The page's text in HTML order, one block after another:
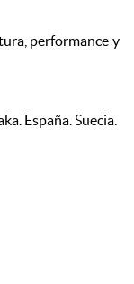
performance y
España. Suecia.